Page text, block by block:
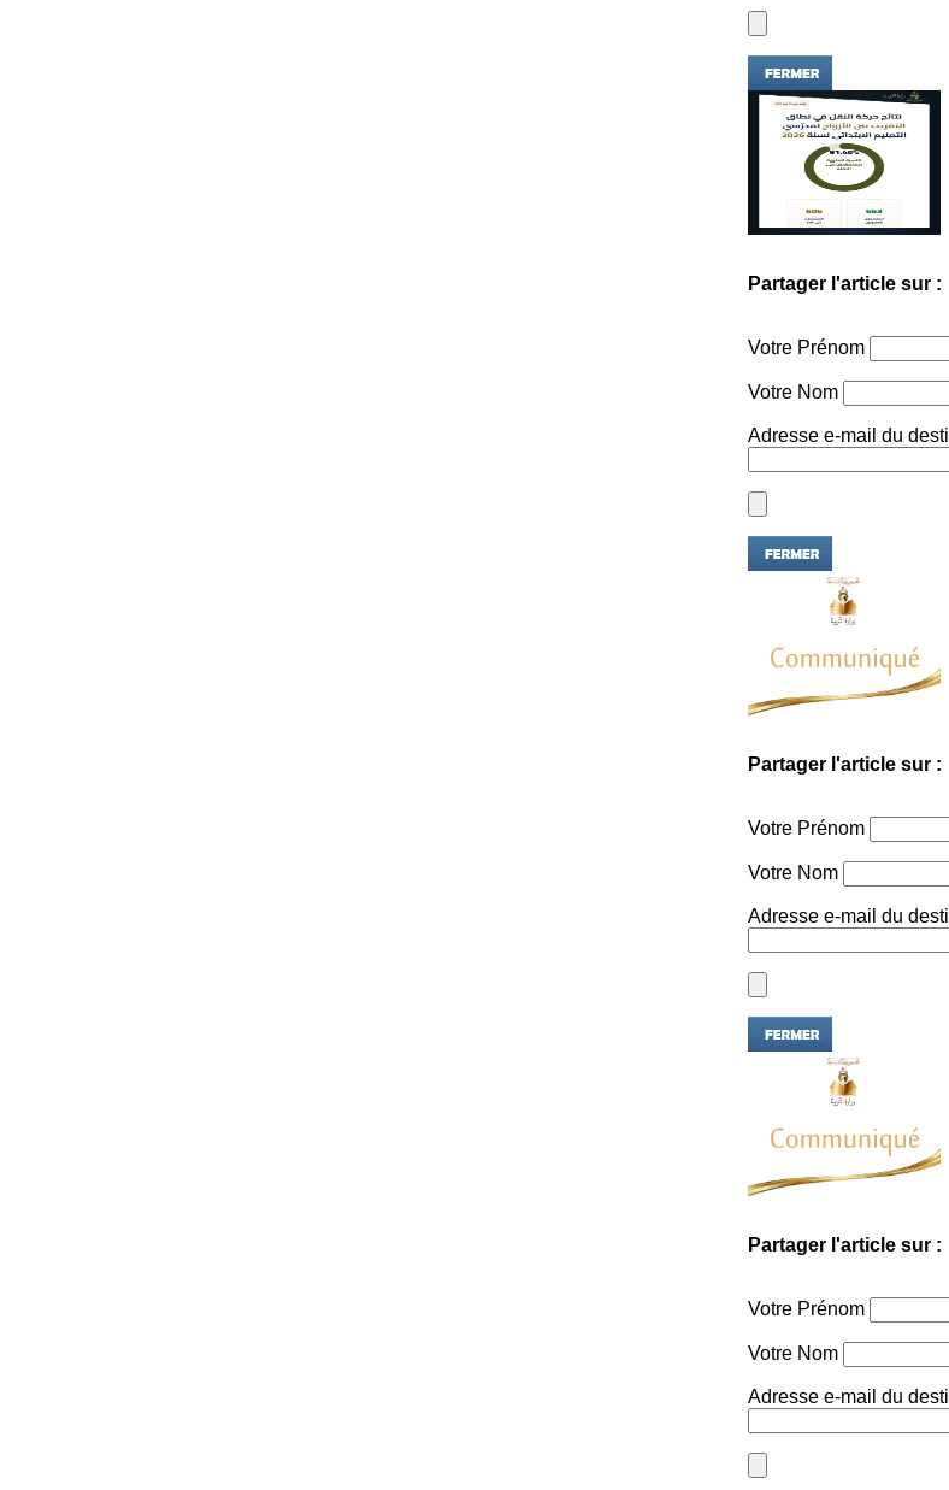
Partager l'article sur :
Votre Prénom
Votre Nom
Adresse e-mail du
Partager l'article sur :
Votre Prénom
Votre Nom
Adresse e-mail du
Partager l'article sur :
Votre Prénom
Votre Nom
Adresse e-mail du